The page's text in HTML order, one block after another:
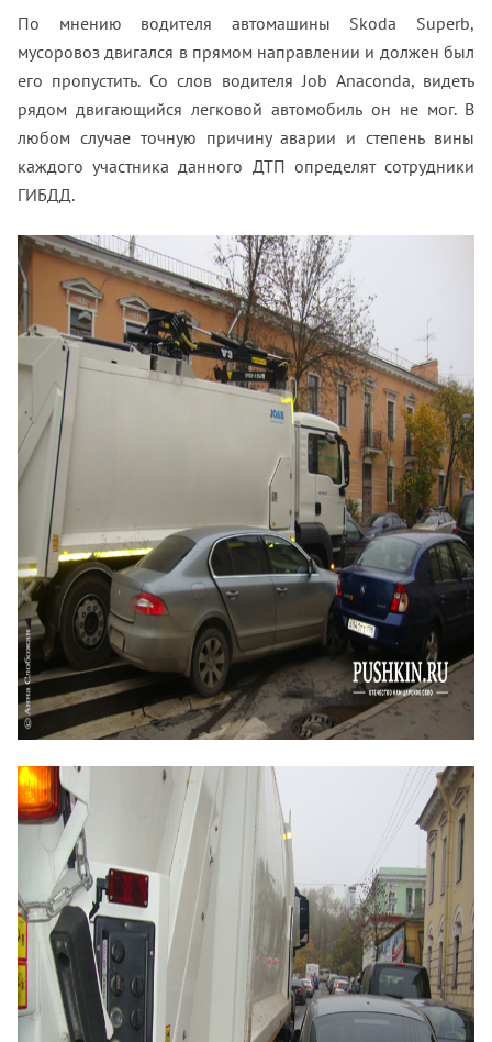
По мнению водителя автомашины Skoda Superb,
мусоровоз двигался в прямом направлении и должен был
его пропустить. Со слов водителя Job Anaconda, видеть
рядом двигающийся легковой автомобиль он не мог. В
любом случае точную причину аварии и степень вины
каждого участника данного ДТП определят сотрудники
ГИБДД.